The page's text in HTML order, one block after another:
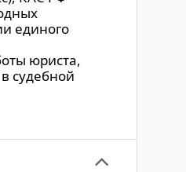
единого
юриста,
судебной